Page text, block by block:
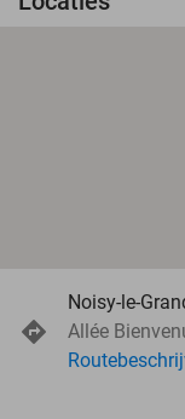
Noisy-le-
Allée